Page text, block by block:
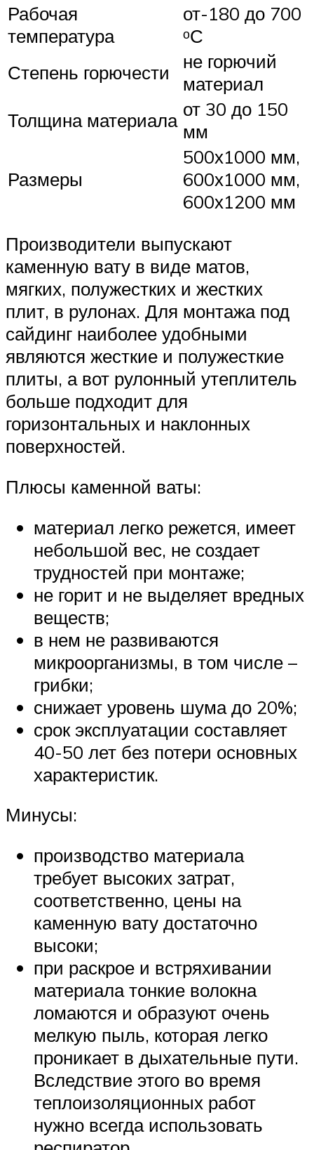
Рабочая
температура
от-180 до 700
ᵒС
Степень горючести
не горючий
материал
Толщина материала от 30 до 150
мм
Размеры
500х1000 мм,
600х1000 мм,
600х1200 мм
Производители выпускают
каменную вату в виде матов,
мягких, полужестких и жестких
плит, в рулонах. Для монтажа под
сайдинг наиболее удобными
являются жесткие и полужесткие
плиты, а вот рулонный утеплитель
больше подходит для
горизонтальных и наклонных
поверхностей.
Плюсы каменной ваты:
материал легко режется, имеет
небольшой вес, не создает
трудностей при монтаже;
не горит и не выделяет вредных
веществ;
в нем не развиваются
микроорганизмы, в том числе –
грибки;
снижает уровень шума до 20%;
срок эксплуатации составляет
40-50 лет без потери основных
характеристик.
Минусы:
производство материала
требует высоких затрат,
соответственно, цены на
каменную вату достаточно
высоки;
при раскрое и встряхивании
материала тонкие волокна
ломаются и образуют очень
мелкую пыль, которая легко
проникает в дыхательные пути.
Вследствие этого во время
теплоизоляционных работ
нужно всегда использовать